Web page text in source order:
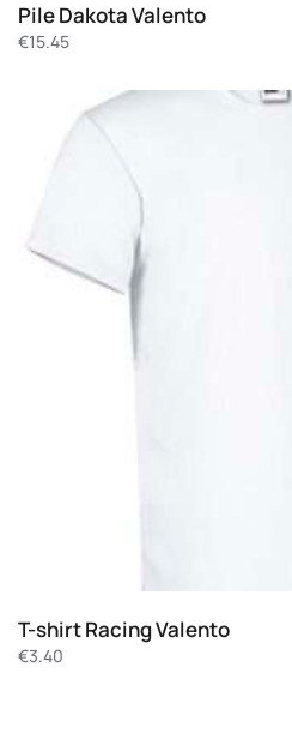
Pile Dakota Valento
€15.45
T-shirt Racing Valento
€3.40